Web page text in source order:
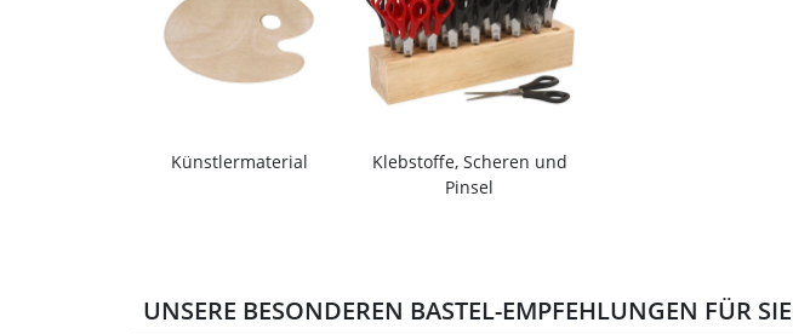
Künstlermaterial
Klebstoffe, Scheren und
Pinsel
UNSERE BESONDEREN BASTEL-EMPFEHLUNGEN FÜR SIE